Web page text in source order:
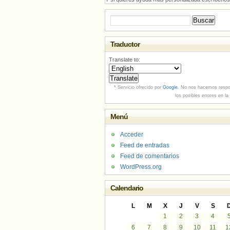
Traductor
Translate to:
* Servicio ofrecido por Google. No nos hacemos
los posibles errores en la
Menú
Acceder
Feed de entradas
Feed de comentarios
WordPress.org
Calendario
L M X J V S
1
2 3 4
5
6
7 8 9 10 11